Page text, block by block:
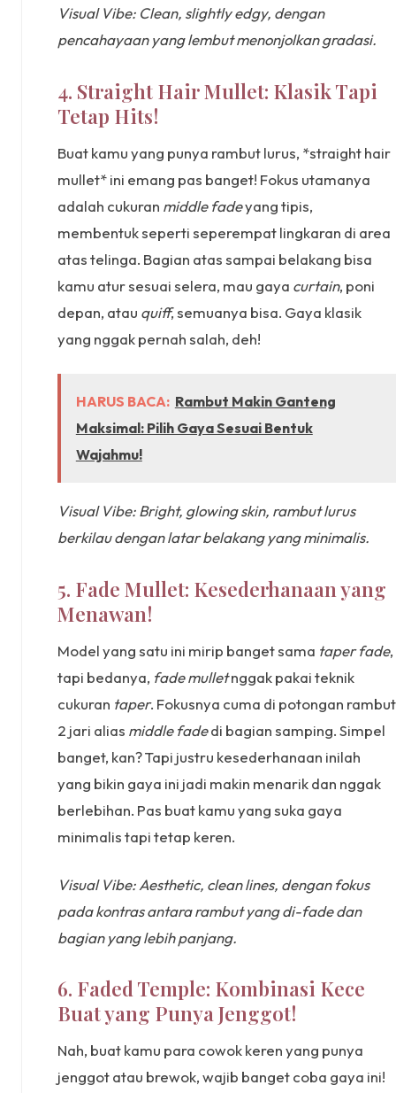
Visual Vibe: Clean, slightly edgy, dengan
pencahayaan yang lembut menonjolkan gradasi.
4. Straight Hair Mullet: Klasik Tapi
Tetap Hits!
Buat kamu yang punya rambut lurus, *straight hair
mullet* ini emang pas banget! Fokus utamanya
adalah cukuran middle fadeyang tipis,
membentuk seperti seperempat lingkaran di area
atas telinga. Bagian atas sampai belakang bisa
kamu atur sesuai selera, mau gaya curtain, poni
depan, atau quiff, semuanya bisa. Gaya klasik
yang nggak pernah salah, deh!
HARUS BACA: Rambut Makin Ganteng
Maksimal: Pilih Gaya Sesuai Bentuk
Wajahmu!
Visual Vibe: Bright, glowing skin, rambut lurus
berkilau dengan latar belakang yang minimalis.
5. Fade Mullet: Kesederhanaan yang
Menawan!
Model yang satu ini mirip banget sama taper fade,
tapi bedanya, fade mulletnggak pakai teknik
cukuran taper. Fokusnya cuma di potongan rambut
2 jari alias middle fadedi bagian samping. Simpel
banget, kan? Tapi justru kesederhanaan inilah
yang bikin gaya ini jadi makin menarik dan nggak
berlebihan. Pas buat kamu yang suka gaya
minimalis tapi tetap keren.
Visual Vibe: Aesthetic, clean lines, dengan fokus
pada kontras antara rambut yang di-fade dan
bagian yang lebih panjang.
6. Faded Temple: Kombinasi Kece
Buat yang Punya Jenggot!
Nah, buat kamu para cowok keren yang punya
jenggot atau brewok, wajib banget coba gaya ini!